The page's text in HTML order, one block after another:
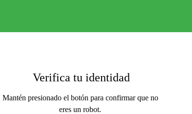
Verifica tu identidad
Mantén presionado el botón para confirmar que no
eres un robot.